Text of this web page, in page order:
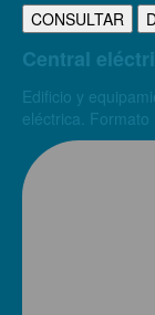
CONSULTAR
Central
Edificio y
eléctrica. Formato